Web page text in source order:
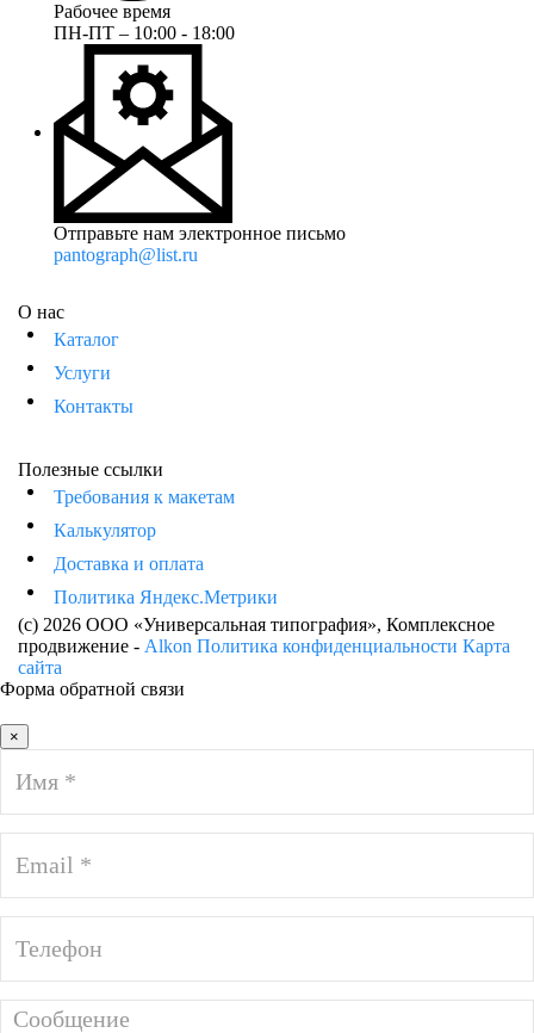
Рабочее время
ПН-ПТ – 10:00 - 18:00
Отправьте нам электронное письмо
pantograph@list.ru
О нас
Каталог
Услуги
Контакты
Полезные ссылки
Требования к макетам
Калькулятор
Доставка и оплата
Политика Яндекс.Метрики
(c) 2026 ООО «Универсальная типография», Комплексное
продвижение - Alkon Политика конфиденциальности Карта
сайта
Форма обратной связи
×